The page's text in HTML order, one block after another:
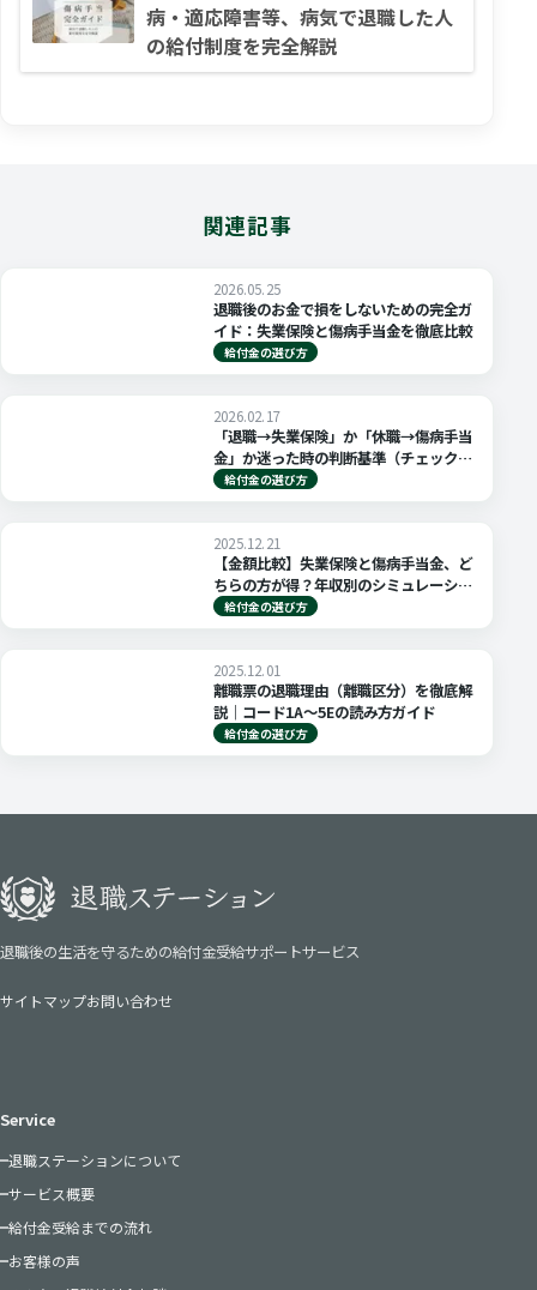
病・適応障害等、病気で退職した人
の給付制度を完全解説
関連記事
2026.05.25
退職後のお金で損をしないための完全ガ
イド：失業保険と傷病手当金を徹底比較
給付金の選び方
2026.02.17
「退職→失業保険」か「休職→傷病手当
金」か迷った時の判断基準（チェックリ
スト付き）
給付金の選び方
2025.12.21
【金額比較】失業保険と傷病手当金、ど
ちらの方が得？年収別のシミュレーショ
ンと手取りの差
給付金の選び方
2025.12.01
離職票の退職理由（離職区分）を徹底解
説｜コード1A〜5Eの読み方ガイド
給付金の選び方
退職後の生活を守るための給付金受給サポートサービス
サイトマップお問い合わせ
Service
退職ステーションについて
サービス概要
給付金受給までの流れ
お客様の声